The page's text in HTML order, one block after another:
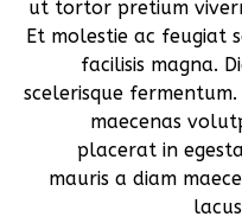
ut tortor pretium
Et molestie ac feugiat
facilisis magna.
scelerisque
maecenas
placerat in
mauris a diam